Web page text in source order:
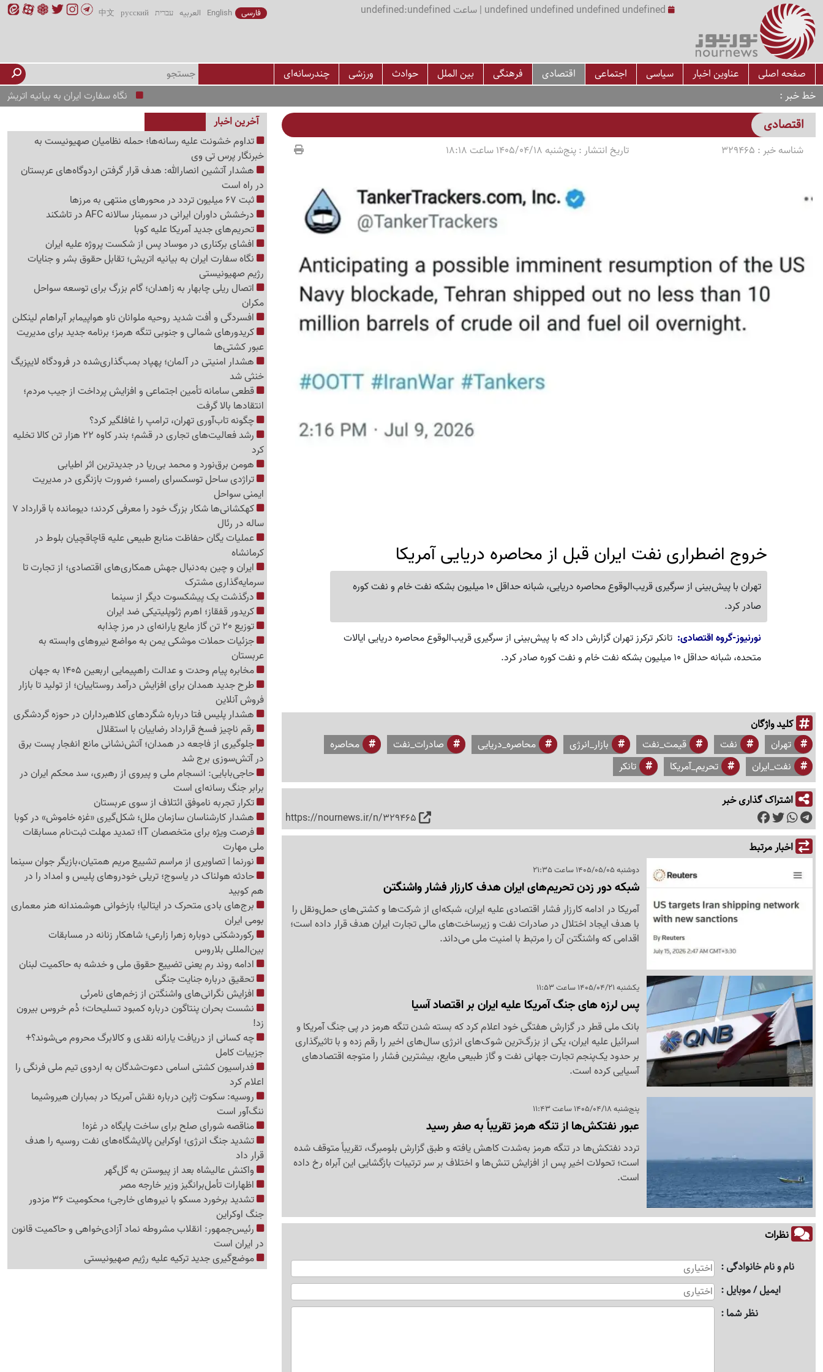
undefined undefined undefined undefined | ساعت undefined:undefined فارسی English العربیه עברית русский
中文
صفحه اصلی عناوین اخبار سیاسی اجتماعی اقتصادی فرهنگی بین الملل حوادث ورزشی
چندرسانه‌ای
خط خبر
نگاه سفارت ایران به بیانیه اتریش؛
اقتصادی
شناسه خبر : 329465 تاریخ انتشار :پنج‌شنبه 1405/04/18 ساعت 18:18
خروج اضطراری نفت ایران قبل از محاصره دریایی آمریکا
تهران با پیش‌بینی از سرگیری قریب‌الوقوع محاصره دریایی، شبانه حداقل 10 میلیون بشکه نفت خام و نفت کوره
صادر کرد.
نورنیوز-گروه اقتصادی: تانکر ترکرز تهران گزارش داد که با پیش‌بینی از سرگیری قریب‌الوقوع محاصره دریایی ایالات
متحده، شبانه حداقل 10 میلیون بشکه نفت خام و نفت کوره صادر کرد.
کلید واژگان
تهران نفت قیمت_نفت بازار_انرژی محاصره_دریایی صادرات_نفت
محاصره
نفت_ایران
تحریم_آمریکا تانکر
اشتراک گذاری خبر
https://nournews.ir/n/329465
اخبار مرتبط
دوشنبه 1405/05/05 ساعت 21:35
شبکه دور زدن تحریم‌های ایران هدف کارزار فشار واشنگتن
آمریکا در ادامه کارزار فشار اقتصادی علیه ایران، شبکه‌ای از شرکت‌ها و کشتی‌های حمل‌ونقل را
با هدف ایجاد اختلال در صادرات نفت و زیرساخت‌های مالی تجارت ایران هدف قرار داده است؛
اقدامی که واشنگتن آن را مرتبط با امنیت ملی می‌داند.
یکشنبه 1405/04/21 ساعت 11:53
پس لرزه های جنگ آمریکا علیه ایران بر اقتصاد آسیا
بانک ملی قطر در گزارش هفتگی خود اعلام کرد که بسته شدن تنگه هرمز در پی جنگ آمریکا و
اسرائیل علیه ایران، یکی از بزرگ‌ترین شوک‌های انرژی سال‌های اخیر را رقم زده و با تاثیرگذاری
بر حدود یک‌پنجم تجارت جهانی نفت و گاز طبیعی مایع، بیشترین فشار را متوجه اقتصادهای
آسیایی کرده است.
پنج‌شنبه 1405/04/18 ساعت 11:43
عبور نفتکش‌ها از تنگه هرمز تقریباً به صفر رسید
تردد نفتکش‌ها در تنگه هرمز به‌شدت کاهش یافته و طبق گزارش بلومبرگ، تقریباً متوقف شده
است؛ تحولات اخیر پس از افزایش تنش‌ها و اختلاف بر سر ترتیبات بازگشایی این آبراه رخ داده
است.
نظرات
نام و نام خانوادگی
ایمیل / موبایل
نظر شما
آخرین اخبار
تداوم خشونت علیه رسانه‌ها؛ حمله نظامیان صهیونیست به
خبرنگار پرس تی وی
هشدار آتشین انصارالله: هدف قرار گرفتن اردوگاه‌های عربستان
در راه است
ثبت 67 میلیون تردد در محورهای منتهی به مرزها
درخشش داوران ایرانی در سمینار سالانه AFC در تاشکند
تحریم‌های جدید آمریکا علیه کوبا
افشای برکناری در موساد پس از شکست پروژه علیه ایران
نگاه سفارت ایران به بیانیه اتریش؛ تقابل حقوق بشر و جنایات
رژیم صهیونیستی
اتصال ریلی چابهار به زاهدان؛ گام بزرگ برای توسعه سواحل
مکران
افسردگی و اُفت شدید روحیه ملوانان ناو هواپیمابر آبراهام لینکلن
کریدورهای شمالی و جنوبی تنگه هرمز؛ برنامه جدید برای مدیریت
عبور کشتی‌ها
هشدار امنیتی در آلمان؛ پهپاد بمب‌گذاری‌شده در فرودگاه لایپزیگ
خنثی شد
قطعی سامانه تأمین اجتماعی و افزایش پرداخت از جیب مردم؛
انتقادها بالا گرفت
چگونه تاب‌آوری تهران، ترامپ را غافلگیر کرد؟
رشد فعالیت‌های تجاری در قشم؛ بندر کاوه 22 هزار تن کالا تخلیه
کرد
هومن برق‌نورد و محمد بی‌ریا در جدیدترین اثر اطیابی
تراژدی ساحل توسکسرای رامسر؛ ضرورت بازنگری در مدیریت
ایمنی سواحل
کهکشانی‌ها شکار بزرگ خود را معرفی کردند؛ دیومانده با قرارداد 7
ساله در رئال
عملیات یگان حفاظت منابع طبیعی علیه قاچاقچیان بلوط در
کرمانشاه
ایران و چین به‌دنبال جهش همکاری‌های اقتصادی؛ از تجارت تا
سرمایه‌گذاری مشترک
درگذشت یک پیشکسوت دیگر از سینما
کریدور قفقاز؛ اهرم ژئوپلیتیکی ضد ایران
توزیع 20 تن گاز مایع یارانه‌ای در مرز چذابه
جزئیات حملات موشکی یمن به مواضع نیروهای وابسته به
عربستان
مخابره پیام وحدت و عدالت راهپیمایی اربعین 1405 به جهان
طرح جدید همدان برای افزایش درآمد روستاییان؛ از تولید تا بازار
فروش آنلاین
هشدار پلیس فتا درباره شگردهای کلاهبرداران در حوزه گردشگری
رقم ناچیز فسخ قرارداد رضاییان با استقلال
جلوگیری از فاجعه در همدان؛ آتش‌نشانی مانع انفجار پست برق
در آتش‌سوزی برج شد
حاجی‌بابایی: انسجام ملی و پیروی از رهبری، سد محکم ایران در
برابر جنگ رسانه‌ای است
تکرار تجربه ناموفق ائتلاف از سوی عربستان
هشدار کارشناسان سازمان ملل؛ شکل‌گیری «غزه‌ خاموش» در کوبا
فرصت ویژه برای متخصصان IT؛ تمدید مهلت ثبت‌نام مسابقات
ملی مهارت
نورنما | تصاویری از مراسم تشییع مریم همتیان،بازیگر جوان سینما
حادثه هولناک در یاسوج؛ تریلی خودروهای پلیس و امداد را در
هم کوبید
برج‌های بادی متحرک در ایتالیا؛ بازخوانی هوشمندانه هنر معماری
بومی ایران
رکوردشکنی دوباره زهرا زارعی؛ شاهکار زنانه در مسابقات
بین‌المللی بلاروس
ادامه روند رم یعنی تضییع حقوق ملی و خدشه به حاکمیت لبنان
تحقیق درباره جنایت جنگی
افزایش نگرانی‌های واشنگتن از زخم‌های نامرئی
نشست بحران پنتاگون درباره کمبود تسلیحات؛ دُم خروس بیرون
زد!
چه کسانی از دریافت یارانه نقدی و کالابرگ محروم می‌شوند؟+
جزییات کامل
فدراسیون کشتی اسامی دعوت‌شدگان به اردوی تیم ملی فرنگی را
اعلام کرد
روسیه: سکوت ژاپن درباره نقش آمریکا در بمباران هیروشیما
ننگ‌آور است
مناقصه شورای صلح برای ساخت پایگاه در غزه!
تشدید جنگ انرژی؛ اوکراین پالایشگاه‌های نفت روسیه را هدف
قرار داد
واکنش عالیشاه بعد از پیوستن به گل‌گهر
اظهارات تأمل‌برانگیز وزیر خارجه مصر
تشدید برخورد مسکو با نیروهای خارجی؛ محکومیت 36 مزدور
جنگ اوکراین
رئیس‌جمهور: انقلاب مشروطه نماد آزادی‌خواهی و حاکمیت قانون
در ایران است
موضع‌گیری جدید ترکیه علیه رژیم صهیونیستی